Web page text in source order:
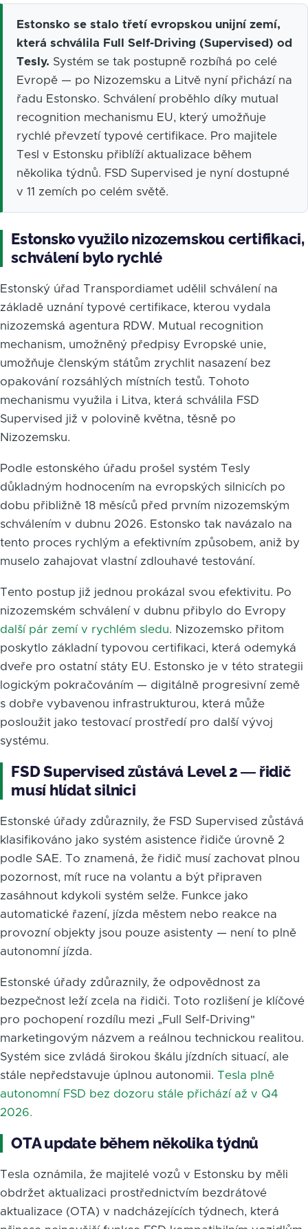
Estonsko se stalo třetí evropskou unijní zemí,
která schválila Full Self-Driving (Supervised) od
Tesly. Systém se tak postupně rozbíhá po celé
Evropě — po Nizozemsku a Litvě nyní přichází na
řadu Estonsko. Schválení proběhlo díky mutual
recognition mechanismu EU, který umožňuje
rychlé převzetí typové certifikace. Pro majitele
Tesl v Estonsku přiblíží aktualizace během
několika týdnů. FSD Supervised je nyní dostupné
v 11 zemích po celém světě.
Estonsko využilo nizozemskou certifikaci,
schválení bylo rychlé
Estonský úřad Transpordiamet udělil schválení na
základě uznání typové certifikace, kterou vydala
nizozemská agentura RDW. Mutual recognition
mechanism, umožněný předpisy Evropské unie,
umožňuje členským státům zrychlit nasazení bez
opakování rozsáhlých místních testů. Tohoto
mechanismu využila i Litva, která schválila FSD
Supervised již v polovině května, těsně po
Nizozemsku.
Podle estonského úřadu prošel systém Tesly
důkladným hodnocením na evropských silnicích po
dobu přibližně 18 měsíců před prvním nizozemským
schválením v dubnu 2026. Estonsko tak navázalo na
tento proces rychlým a efektivním způsobem, aniž by
muselo zahajovat vlastní zdlouhavé testování.
Tento postup již jednou prokázal svou efektivitu. Po
nizozemském schválení v dubnu přibylo do Evropy
další pár zemí v rychlém sledu. Nizozemsko přitom
poskytlo základní typovou certifikaci, která odemyká
dveře pro ostatní státy EU. Estonsko je v této strategii
logickým pokračováním — digitálně progresivní země
s dobře vybavenou infrastrukturou, která může
posloužit jako testovací prostředí pro další vývoj
systému.
FSD Supervised zůstává Level 2 — řidič
musí hlídat silnici
Estonské úřady zdůraznily, že FSD Supervised zůstává
klasifikováno jako systém asistence řidiče úrovně 2
podle SAE. To znamená, že řidič musí zachovat plnou
pozornost, mít ruce na volantu a být připraven
zasáhnout kdykoli systém selže. Funkce jako
automatické řazení, jízda městem nebo reakce na
provozní objekty jsou pouze asistenty — není to plně
autonomní jízda.
Estonské úřady zdůraznily, že odpovědnost za
bezpečnost leží zcela na řidiči. Toto rozlišení je klíčové
pro pochopení rozdílu mezi „Full Self-Driving"
marketingovým názvem a reálnou technickou realitou.
Systém sice zvládá širokou škálu jízdních situací, ale
stále nepředstavuje úplnou autonomii. Tesla plně
autonomní FSD bez dozoru stále přichází až v Q4
2026.
OTA update během několika týdnů
Tesla oznámila, že majitelé vozů v Estonsku by měli
obdržet aktualizaci prostřednictvím bezdrátové
aktualizace (OTA) v nadcházejících týdnech, která